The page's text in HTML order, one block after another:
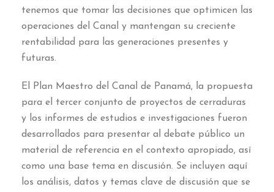
tenemos que tomar las decisiones que optimicen las
operaciones del Canal y mantengan su creciente
rentabilidad para las generaciones presentes y
futuras.
El Plan Maestro del Canal de Panamá, la propuesta
para el tercer conjunto de proyectos de cerraduras
y los informes de estudios e investigaciones fueron
desarrollados para presentar al debate público un
material de referencia en el contexto apropiado, así
como una base tema en discusión. Se incluyen aquí
los análisis, datos y temas clave de discusión que se